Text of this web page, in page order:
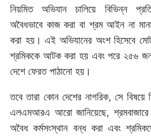
নিয়মিত অভিযান চালিয়ে বিভিন্ন
অবৈধভাবে কাজ করা বা শ্রম আইন না
করা হয়। এই অভিযানের অংশ হিসেবে
শ্রমিককে আটক করা হয় এবং পরে ২৫৬
দেশে ফেরত পাঠানো হয়।
তবে তারা কোন দেশের নাগরিক, সে বিষয়ে
এলএমআরএ আরো জানিয়েছে, শ্রমবাজারে
অবৈধ কর্মসংস্থান বন্ধ করা এবং